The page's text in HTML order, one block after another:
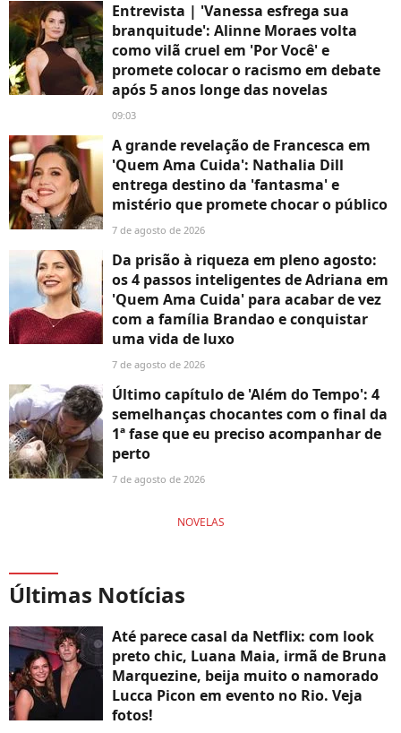
Entrevista | 'Vanessa esfrega sua
branquitude': Alinne Moraes volta
como vilã cruel em 'Por Você' e
promete colocar o racismo em debate
após 5 anos longe das novelas
09:03
A grande revelação de Francesca em
'Quem Ama Cuida': Nathalia Dill
entrega destino da 'fantasma' e
mistério que promete chocar o público
7 de agosto de 2026
Da prisão à riqueza em pleno agosto:
os 4 passos inteligentes de Adriana em
'Quem Ama Cuida' para acabar de vez
com a família Brandao e conquistar
uma vida de luxo
7 de agosto de 2026
Último capítulo de 'Além do Tempo': 4
semelhanças chocantes com o final da
1ª fase que eu preciso acompanhar de
perto
7 de agosto de 2026
NOVELAS
Últimas Notícias
Até parece casal da Netflix: com look
preto chic, Luana Maia, irmã de Bruna
Marquezine, beija muito o namorado
Lucca Picon em evento no Rio. Veja
fotos!